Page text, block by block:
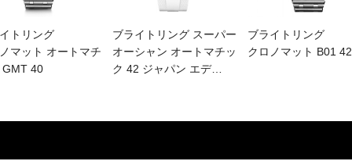
トリング
マット オートマチ
GMT 40
ブライトリング スーパー
オーシャン オートマチッ
ク 42 ジャパン エデ…
ブライトリング
クロノマット B01 42